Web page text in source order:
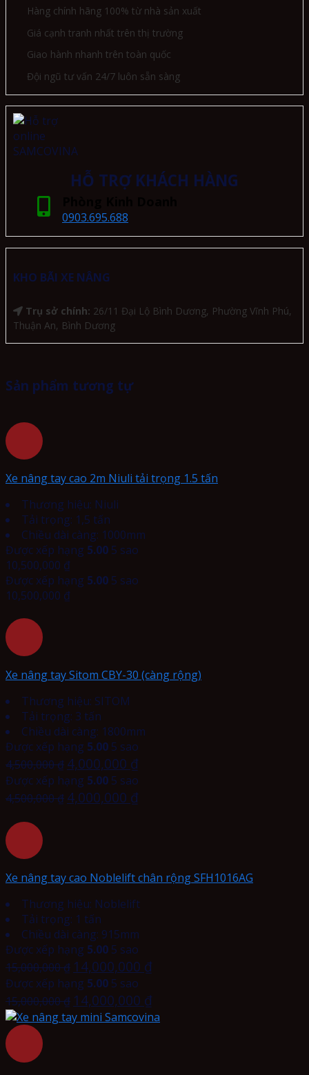
Hàng chính hãng 100% từ nhà sản xuất
Giá cạnh tranh nhất trên thị trường
Giao hành nhanh trên toàn quốc
Đội ngũ tư vấn 24/7 luôn sẵn sàng
HỖ TRỢ KHÁCH HÀNG
0903.695.688
KHO BÃI XE NÂNG
Trụ sở chính: 26/11 Đại Lộ Bình Dương, Phường Vĩnh Phú,
Thuận An, Bình Dương
Sản phẩm tương tự
Xe nâng tay cao 2m Niuli tải trọng 1.5 tấn
Thương hiệu: Niuli
Tải trọng: 1,5 tấn
Chiều dài càng: 1000mm
Được xếp hạng 5.00 5 sao
10,500,000 ₫
Được xếp hạng 5.00 5 sao
10,500,000 ₫
Xe nâng tay Sitom CBY-30 (càng rộng)
Thương hiệu: SITOM
Tải trọng: 3 tấn
Chiều dài càng: 1800mm
Được xếp hạng 5.00 5 sao
4,500,000₫ 4,000,000 ₫
Được xếp hạng 5.00 5 sao
4,500,000₫ 4,000,000 ₫
Xe nâng tay cao Noblelift chân rộng SFH1016AG
Thương hiệu: Noblelift
Tải trọng: 1 tấn
Chiều dài càng: 915mm
Được xếp hạng 5.00 5 sao
15,000,000₫ 14,000,000 ₫
Được xếp hạng 5.00 5 sao
15,000,000₫ 14,000,000 ₫